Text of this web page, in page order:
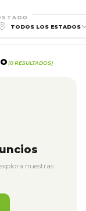
(0 RESULTADOS)
nuestras